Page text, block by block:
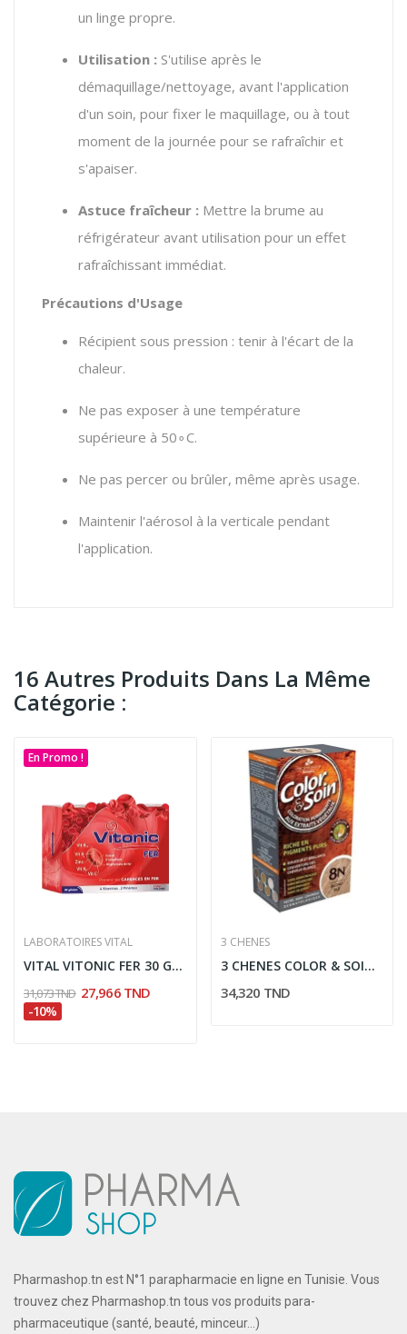
un linge propre.
Utilisation : S'utilise après le
démaquillage/nettoyage, avant l'application
d'un soin, pour fixer le maquillage, ou à tout
moment de la journée pour se rafraîchir et
s'apaiser.
Astuce fraîcheur : Mettre la brume au
réfrigérateur avant utilisation pour un effet
rafraîchissant immédiat.
Précautions d'Usage
Récipient sous pression : tenir à l'écart de la
chaleur.
Ne pas exposer à une température
supérieure à 50∘ C.
Ne pas percer ou brûler, même après usage.
Maintenir l'aérosol à la verticale pendant
l'application.
16 Autres Produits Dans La Même
Catégorie :
En Promo !
LABORATOIRES VITAL
VITAL VITONIC FER 30 GELULES
31,073 TND 27,966 TND
-10%
3 CHENES
3 CHENES COLOR & SOIN COLORATION BLOND BLÉ 8N
34,320 TND
Pharmashop.tn est N°1 parapharmacie en ligne en Tunisie. Vous
trouvez chez Pharmashop.tn tous vos produits para-
pharmaceutique (santé, beauté, minceur...)